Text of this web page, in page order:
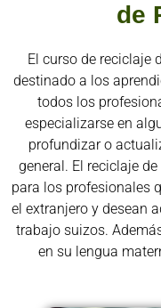
de
El curso de reciclaje
destinado a los
todos los
especializarse en
profundizar o
general. El reciclaje
para los profesionales
el extranjero y desean
trabajo suizos.
en su lengua